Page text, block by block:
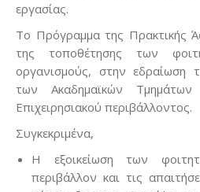
εργασίας.
Το Πρόγραμμα της Πρακτικής
της τοποθέτησης των
οργανισμούς, στην εδραίωση
των Ακαδημαϊκών
Επιχειρησιακού περιβάλλοντος.
Συγκεκριμένα,
Η εξοικείωση των
περιβάλλον και τις